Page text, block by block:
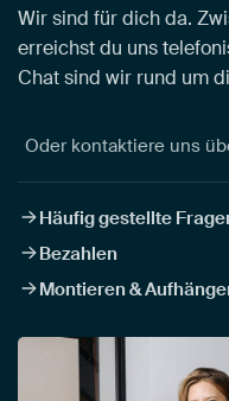
Wir sind für dich da.
erreichst du uns
Chat sind wir rund um
Oder kontaktiere uns
Häufig gestellte
Bezahlen
Montieren &